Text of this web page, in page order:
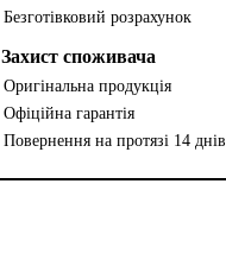
Безготівковий розрахунок
Захист споживача
Оригінальна продукція
Офіційна гарантія
Повернення на протязі 14 днів